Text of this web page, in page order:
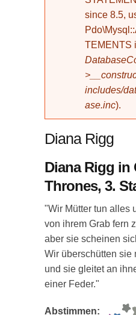
since 8.5,
TEMENTS
includes/
ase.inc).
Diana Rigg
Diana Rigg in
Thrones, 3.
"Wir Mütter tun alles
von ihrem Grab fern
aber sie scheinen
Wir überschütten sie
und sie gleitet an
einer Feder."
Abstimmen: